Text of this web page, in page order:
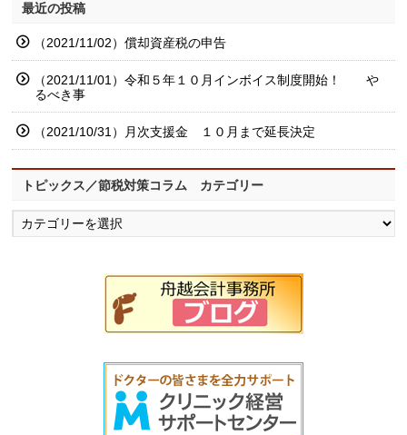
最近の投稿
（2021/11/02）償却資産税の申告
（2021/11/01）令和５年１０月インボイス制度開始！ や
るべき事
（2021/10/31）月次支援金 １０月まで延長決定
トピックス／節税対策コラム カテゴリー
ト
ピ